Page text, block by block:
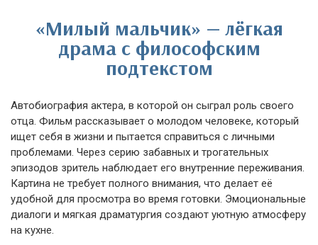
«Милый мальчик» — лёгкая
драма с философским
подтекстом
Автобиография актера, в которой он сыграл роль своего
отца. Фильм рассказывает о молодом человеке, который
ищет себя в жизни и пытается справиться с личными
проблемами. Через серию забавных и трогательных
эпизодов зритель наблюдает его внутренние переживания.
Картина не требует полного внимания, что делает её
удобной для просмотра во время готовки. Эмоциональные
диалоги и мягкая драматургия создают уютную атмосферу
на кухне.